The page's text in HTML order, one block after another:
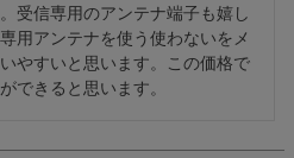
受信専用のアンテナ端子も嬉し
用アンテナを使う使わないをメ
やすいと思います。この価格で
できると思います。